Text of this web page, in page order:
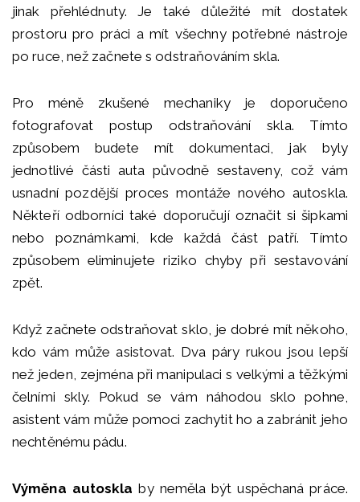
jinak přehlédnuty. Je také důležité mít dostatek
prostoru pro práci a mít všechny potřebné nástroje
po ruce, než začnete s odstraňováním skla.
Pro méně zkušené mechaniky je doporučeno
fotografovat postup odstraňování skla. Tímto
způsobem budete mít dokumentaci, jak byly
jednotlivé části auta původně sestaveny, což vám
usnadní pozdější proces montáže nového autoskla.
Někteří odborníci také doporučují označit si šipkami
nebo poznámkami, kde každá část patří. Tímto
způsobem eliminujete riziko chyby při sestavování
zpět.
Když začnete odstraňovat sklo, je dobré mít někoho,
kdo vám může asistovat. Dva páry rukou jsou lepší
než jeden, zejména při manipulaci s velkými a těžkými
čelními skly. Pokud se vám náhodou sklo pohne,
asistent vám může pomoci zachytit ho a zabránit jeho
nechtěnému pádu.
Výměna autoskla by neměla být uspěchaná práce.